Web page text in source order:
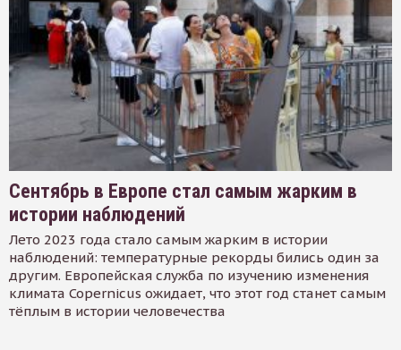
Сентябрь в Европе стал самым жарким в
истории наблюдений
Лето 2023 года стало самым жарким в истории
наблюдений: температурные рекорды бились один за
другим. Европейская служба по изучению изменения
климата Copernicus ожидает, что этот год станет самым
тёплым в истории человечества